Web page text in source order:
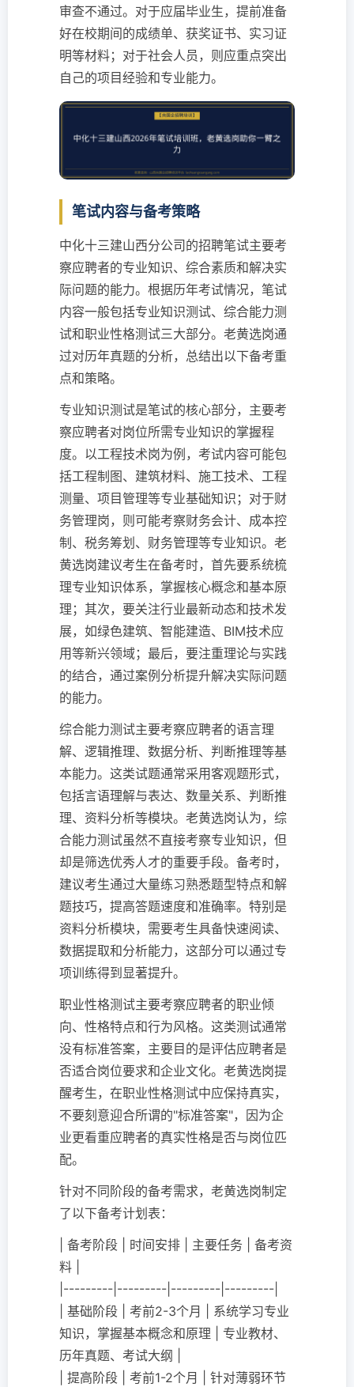
审查不通过。对于应届毕业生，提前准备
好在校期间的成绩单、获奖证书、实习证
明等材料；对于社会人员，则应重点突出
自己的项目经验和专业能力。
笔试内容与备考策略
中化十三建山西分公司的招聘笔试主要考
察应聘者的专业知识、综合素质和解决实
际问题的能力。根据历年考试情况，笔试
内容一般包括专业知识测试、综合能力测
试和职业性格测试三大部分。老黄选岗通
过对历年真题的分析，总结出以下备考重
点和策略。
专业知识测试是笔试的核心部分，主要考
察应聘者对岗位所需专业知识的掌握程
度。以工程技术岗为例，考试内容可能包
括工程制图、建筑材料、施工技术、工程
测量、项目管理等专业基础知识；对于财
务管理岗，则可能考察财务会计、成本控
制、税务筹划、财务管理等专业知识。老
黄选岗建议考生在备考时，首先要系统梳
理专业知识体系，掌握核心概念和基本原
理；其次，要关注行业最新动态和技术发
展，如绿色建筑、智能建造、BIM技术应
用等新兴领域；最后，要注重理论与实践
的结合，通过案例分析提升解决实际问题
的能力。
综合能力测试主要考察应聘者的语言理
解、逻辑推理、数据分析、判断推理等基
本能力。这类试题通常采用客观题形式，
包括言语理解与表达、数量关系、判断推
理、资料分析等模块。老黄选岗认为，综
合能力测试虽然不直接考察专业知识，但
却是筛选优秀人才的重要手段。备考时，
建议考生通过大量练习熟悉题型特点和解
题技巧，提高答题速度和准确率。特别是
资料分析模块，需要考生具备快速阅读、
数据提取和分析能力，这部分可以通过专
项训练得到显著提升。
职业性格测试主要考察应聘者的职业倾
向、性格特点和行为风格。这类测试通常
没有标准答案，主要目的是评估应聘者是
否适合岗位要求和企业文化。老黄选岗提
醒考生，在职业性格测试中应保持真实，
不要刻意迎合所谓的"标准答案"，因为企
业更看重应聘者的真实性格是否与岗位匹
配。
针对不同阶段的备考需求，老黄选岗制定
了以下备考计划表：
| 备考阶段 | 时间安排 | 主要任务 | 备考资
料 |
|---------|---------|---------|---------|
| 基础阶段 | 考前2-3个月 | 系统学习专业
知识，掌握基本概念和原理 | 专业教材、
历年真题、考试大纲 |
| 提高阶段 | 考前1-2个月 | 针对薄弱环节